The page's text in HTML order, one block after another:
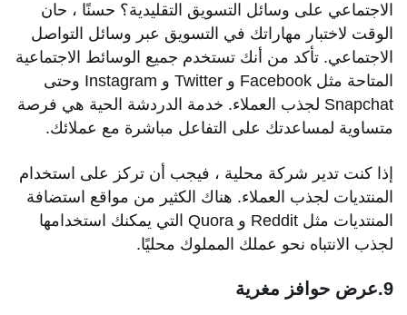
الاجتماعي على وسائل التسويق التقليدية؟ حسنًا ، حان
الوقت لاختبار مهاراتك في التسويق عبر وسائل التواصل
الاجتماعي. تأكد من أنك تستخدم جميع الوسائط الاجتماعية
المتاحة مثل Facebook و Twitter و Instagram وحتى
Snapchat لجذب العملاء. خدمة الدردشة الحية هي فرصة
متساوية لمساعدتك على التفاعل مباشرة مع عملائك.
إذا كنت تدير شركة محلية ، فيجب أن تركز على استخدام
المنتديات لجذب العملاء. هناك الكثير من مواقع استضافة
المنتديات مثل Reddit و Quora التي يمكنك استخدامها
لجذب الانتباه نحو عملك المملوك محليًا.
9.عرض حوافز مغرية